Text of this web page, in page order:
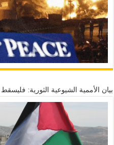
بيان الأممية الشيوعية الثورية: